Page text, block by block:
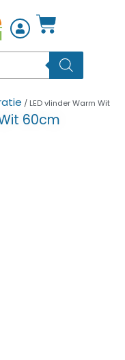
/ LED vlinder Warm Wit
60cm